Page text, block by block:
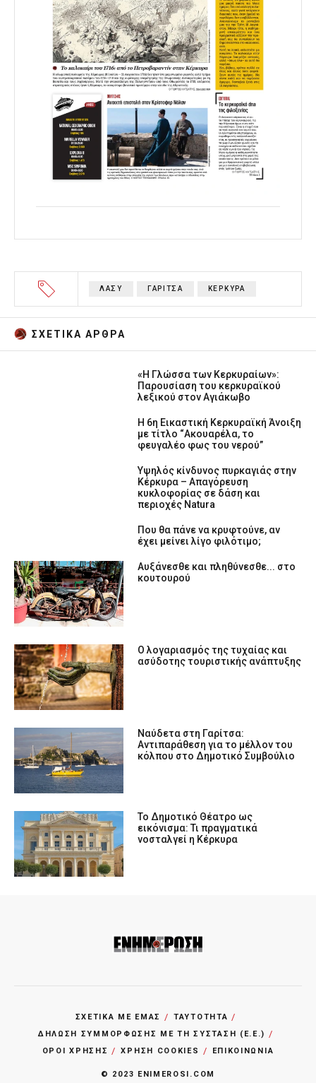
ΛΑΣΥ ΓΑΡΙΤΣΑ ΚΕΡΚΥΡΑ
ΣΧΕΤΙΚA AΡΘΡΑ
«Η Γλώσσα των Κερκυραίων»:
Παρουσίαση του κερκυραϊκού
λεξικού στον Αγιάκωβο
Η 6η Εικαστική Κερκυραϊκή Άνοιξη
με τίτλο “Ακουαρέλα, το
φευγαλέο φως του νερού”
Υψηλός κίνδυνος πυρκαγιάς στην
Κέρκυρα – Απαγόρευση
κυκλοφορίας σε δάση και
περιοχές Natura
Που θα πάνε να κρυφτούνε, αν
έχει μείνει λίγο φιλότιμο;
Αυξάνεσθε και πληθύνεσθε... στο
κουτουρού
Ο λογαριασμός της τυχαίας και
ασύδοτης τουριστικής ανάπτυξης
Ναύδετα στη Γαρίτσα:
Αντιπαράθεση για το μέλλον του
κόλπου στο Δημοτικό Συμβούλιο
Το Δημοτικό Θέατρο ως
εικόνισμα: Τι πραγματικά
νοσταλγεί η Κέρκυρα
ΣΧΕΤΙΚΑ ΜΕ ΕΜΑΣ
ΤΑΥΤΟΤΗΤΑ
ΔΗΛΩΣΗ ΣΥΜΜΟΡΦΩΣΗΣ ΜΕ ΤΗ ΣΥΣΤΑΣΗ (Ε.Ε.)
ΌΡΟΙ ΧΡΗΣΗΣ
ΧΡΗΣΗ COOKIES ΕΠΙΚΟΙΝΩΝΙΑ
© 2023 ENIMEROSI.COM